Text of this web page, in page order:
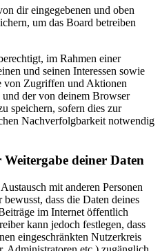
dir eingegebenen und oben
um das Board betreiben
im Rahmen einer
und seinen Interessen sowie
von Zugriffen und Aktionen
der von deinem Browser
speichern, sofern dies zur
Nachverfolgbarkeit notwendig
deiner Daten
mit anderen Personen
dass die Daten deines
im Internet öffentlich
kann jedoch festlegen, dass
eingeschränkten Nutzerkreis